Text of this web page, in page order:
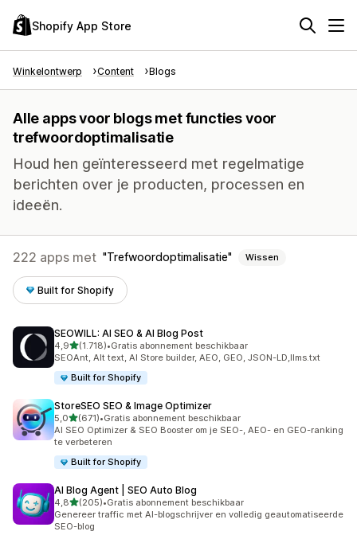
Shopify App Store
Winkelontwerp Content Blogs
Alle apps voor blogs met functies voor
trefwoordoptimalisatie
Houd hen geïnteresseerd met regelmatige
berichten over je producten, processen en
ideeën.
222 apps met Trefwoordoptimalisatie Wissen
Built for Shopify
SEOWILL: AI SEO & AI Blog Post
4,9van 5 sterren
(1.718)
1718 recensies in totaal
•Gratis abonnement beschikbaar
SEOAnt, Alt text, AI Store builder, AEO, GEO, JSON-LD,llms.txt
Built for Shopify
StoreSEO SEO & Image Optimizer
5,0van 5 sterren
(671)
671 recensies in totaal
•Gratis abonnement beschikbaar
AI SEO Optimizer & SEO Booster om je SEO-, AEO- en GEO-ranking
te verbeteren
Built for Shopify
AI Blog Agent | SEO Auto Blog
4,8van 5 sterren
(205)
205 recensies in totaal
•Gratis abonnement beschikbaar
Genereer traffic met AI-blogschrijver en volledig geautomatiseerde
SEO-blog